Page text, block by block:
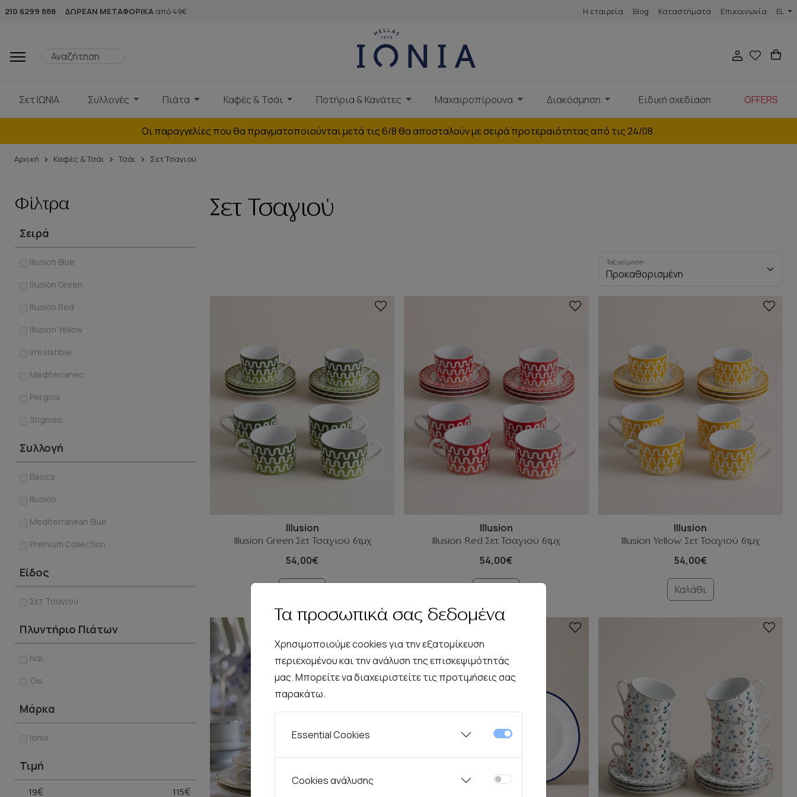
210 6299 888 ΔΩΡΕΑΝ ΜΕΤΑΦΟΡΙΚΑ από 49€ Η εταιρεία Blog Καταστήματα Επικοινωνία EL
Σετ ΙΩΝΙΑ Συλλογές Πιάτα Καφές & Τσάι Ποτήρια & Κανάτες Μαχαιροπίρουνα Διακόσμηση Ειδική σχεδίαση OFFERS
Οι παραγγελίες που θα πραγματοποιούνται μετά τις 6/8 θα αποσταλούν με σειρά προτεραιότητας από τις 24/08.
Αρχική Καφές & Τσάι Τσάι Σετ Τσαγιού
Φίλτρα
Σειρά
Illusion Blue
Illusion Green
Illusion Red
Illusion Yellow
Irresistible
Mediterraneo
Pergola
Stigmes
Συλλογή
Basics
Illusion
Mediterranean Blue
Premium Collection
Είδος
Σετ Τσαγιού
Πλυντήριο Πιάτων
Ναι
Όχι
Μάρκα
Ionia
Τιμή
€ €
Σετ Τσαγιού
Ταξινόμηση:
Illusion
Illusion Green Σετ Τσαγιού 6τμχ
54,00€
Illusion
Illusion Red Σετ Τσαγιού 6τμχ
54,00€
Illusion
Illusion Yellow Σετ Τσαγιού 6τμχ
54,00€
Καλάθι
Τα προσωπικά σας δεδομένα
Χρησιμοποιούμε cookies για την εξατομίκευση
περιεχομένου και την ανάλυση της επισκεψιμότητάς
μας. Μπορείτε να διαχειριστείτε τις προτιμήσεις σας
παρακάτω.
Essential Cookies
Cookies ανάλυσης